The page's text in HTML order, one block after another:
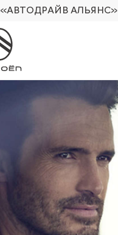
«АВТОДРАЙВ АЛЬЯНС»